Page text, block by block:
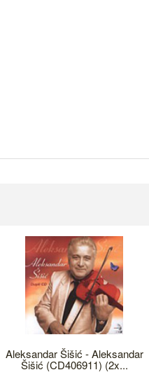
Aleksandar Šišić - Aleksandar
Šišić (CD406911) (2x...